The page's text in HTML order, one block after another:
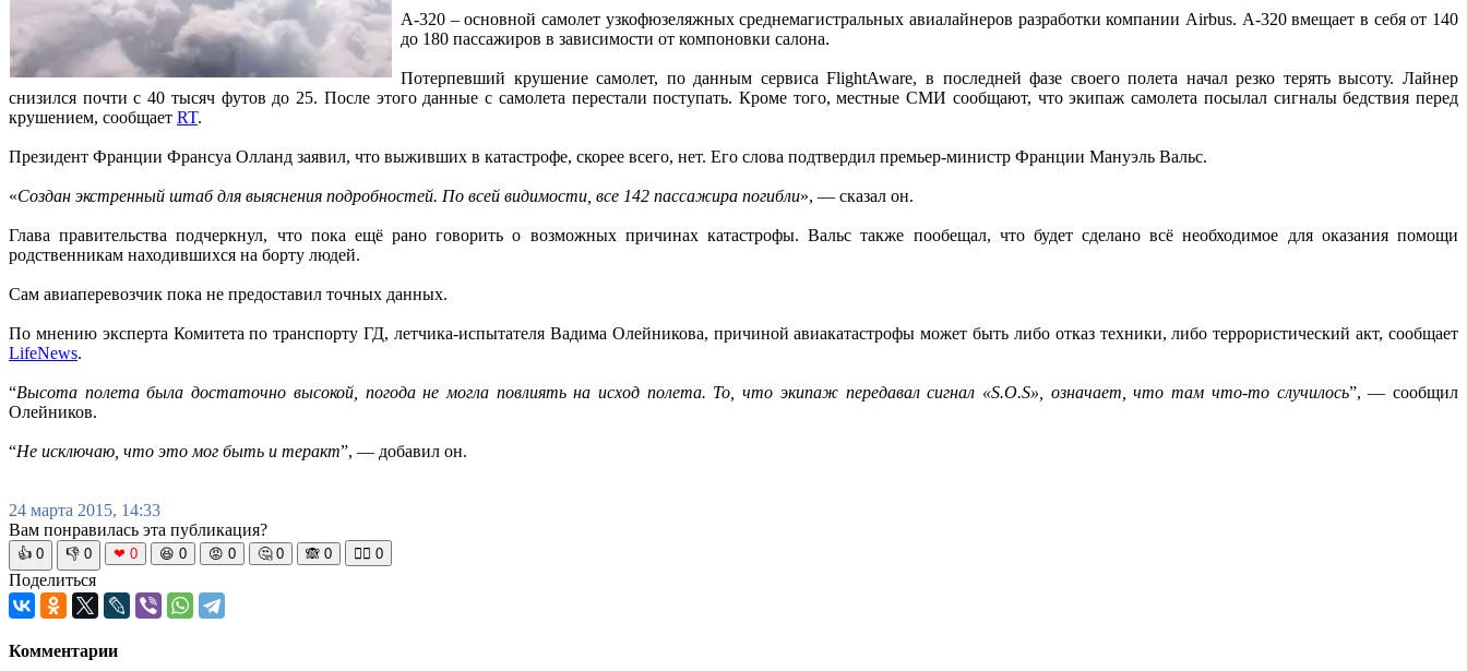
А-320 – основной самолет узкофюзеляжных среднемагистральных авиалайнеров разработки компании Airbus. А-320 вмещает в себя от 140
до 180 пассажиров в зависимости от компоновки салона.
Потерпевший крушение самолет, по данным сервиса FlightAware, в последней фазе своего полета начал резко терять высоту. Лайнер
снизился почти с 40 тысяч футов до 25. После этого данные с самолета перестали поступать. Кроме того, местные СМИ сообщают, что экипаж самолета посылал сигналы бедствия перед
крушением, сообщает RT.
Президент Франции Франсуа Олланд заявил, что выживших в катастрофе, скорее всего, нет. Его слова подтвердил премьер-министр Франции Мануэль Вальс.
«Создан экстренный штаб для выяснения подробностей. По всей видимости, все 142 пассажира погибли», — сказал он.
Глава правительства подчеркнул, что пока ещё рано говорить о возможных причинах катастрофы. Вальс также пообещал, что будет сделано всё необходимое для оказания помощи
родственникам находившихся на борту людей.
Сам авиаперевозчик пока не предоставил точных данных.
По мнению эксперта Комитета по транспорту ГД, летчика-испытателя Вадима Олейникова, причиной авиакатастрофы может быть либо отказ техники, либо террористический акт, сообщает
LifeNews.
“Высота полета была достаточно высокой, погода не могла повлиять на исход полета. То, что экипаж передавал сигнал «S.O.S», означает, что там что-то случилось”, — сообщил
Олейников.
“Не исключаю, что это мог быть и теракт”, — добавил он.
24 марта 2015, 14:33
Вам понравилась эта публикация?
👍 0 👎 0 ❤ 0 😆 0 😡 0 🤔 0 🙈 0 🧘‍♀️ 0
Поделиться
Комментарии